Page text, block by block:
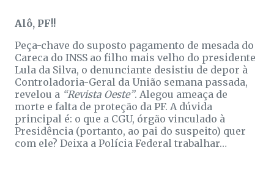
Alô, PF!!
Peça-chave do suposto pagamento de mesada do
Careca do INSS ao filho mais velho do presidente
Lula da Silva, o denunciante desistiu de depor à
Controladoria-Geral da União semana passada,
revelou a “Revista Oeste”. Alegou ameaça de
morte e falta de proteção da PF. A dúvida
principal é: o que a CGU, órgão vinculado à
Presidência (portanto, ao pai do suspeito) quer
com ele? Deixa a Polícia Federal trabalhar…